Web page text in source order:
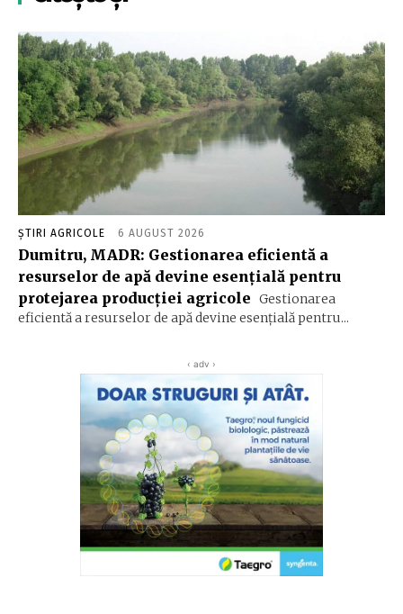
ȘTIRI AGRICOLE 6 AUGUST 2026
Dumitru, MADR: Gestionarea eficientă a
resurselor de apă devine esenţială pentru
protejarea producţiei agricole Gestionarea
eficientă a resurselor de apă devine esenţială pentru...
‹ adv ›